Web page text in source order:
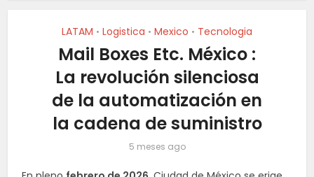
LATAM • Logistica • Mexico • Tecnologia
Mail Boxes Etc. México :
La revolución silenciosa
de la automatización en
la cadena de suministro
5 meses ago